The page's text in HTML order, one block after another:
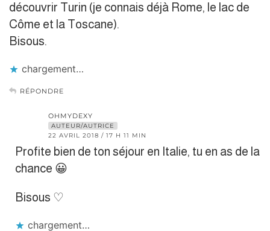
découvrir Turin (je connais déjà Rome, le lac de
Côme et la Toscane).
Bisous.
chargement…
RÉPONDRE
OHMYDEXY
AUTEUR/AUTRICE
22 AVRIL 2018 / 17 H 11 MIN
Profite bien de ton séjour en Italie, tu en as de la
chance 😀
Bisous ♡
chargement…